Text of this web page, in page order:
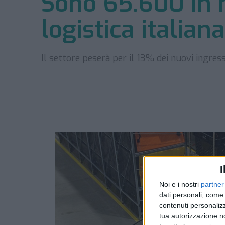
Noi e i nostri partner
dati personali,
contenuti
tua autorizzazione
logistica
Il settore peserà per il 13% dei nuovi